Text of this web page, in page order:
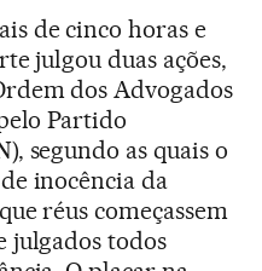
de cinco horas e
julgou duas ações,
dos Advogados
Partido
segundo as quais o
inocência da
réus começassem
julgados todos